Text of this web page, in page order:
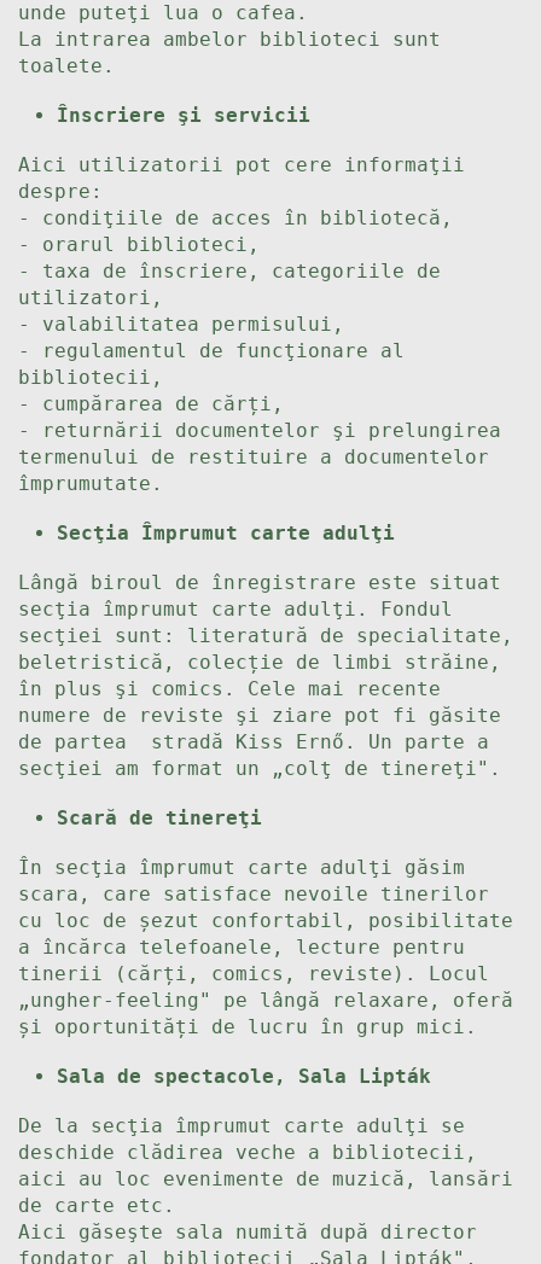
unde puteţi lua o cafea.
La intrarea ambelor biblioteci sunt
toalete.
Înscriere şi servicii
Aici utilizatorii pot cere informaţii
despre:
- condiţiile de acces în bibliotecă,
- orarul biblioteci,
- taxa de înscriere, categoriile de
utilizatori,
- valabilitatea permisului,
- regulamentul de funcţionare al
bibliotecii,
- cumpărarea de cărți,
- returnării documentelor şi prelungirea
termenului de restituire a documentelor
împrumutate.
Secţia Împrumut carte adulţi
Lângă biroul de înregistrare este situat
secţia împrumut carte adulţi. Fondul
secţiei sunt: literatură de specialitate,
beletristică, colecție de limbi străine,
în plus şi comics. Cele mai recente
numere de reviste şi ziare pot fi găsite
de partea stradă Kiss Ernő. Un parte a
secţiei am format un „colţ de tinereţi".
Scară de tinereţi
În secţia împrumut carte adulţi găsim
scara, care satisface nevoile tinerilor
cu loc de șezut confortabil, posibilitate
a încărca telefoanele, lecture pentru
tinerii (cărți, comics, reviste). Locul
„ungher-feeling" pe lângă relaxare, oferă
și oportunități de lucru în grup mici.
Sala de spectacole, Sala Lipták
De la secţia împrumut carte adulţi se
deschide clădirea veche a bibliotecii,
aici au loc evenimente de muzică, lansări
de carte etc.
Aici găseşte sala numită după director
fondator al bibliotecii „Sala Lipták",